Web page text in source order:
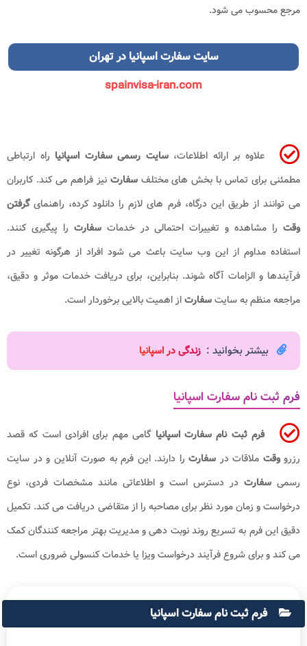
مرجع محسوب می شود.
سایت سفارت اسپانیا در تهران
spainvisa-iran.com
علاوه بر ارائه اطلاعات،سایت رسمی سفارت اسپانیا راه ارتباطی
مطمئنی برای تماس با بخش های مختلفسفارتنیز فراهم می کند. کاربران
می توانند از طریق این درگاه، فرم های لازم را دانلود کرده، راهنمایگرفتن
وقت را مشاهده و تغییرات احتمالی در خدماتسفارت را پیگیری کنند.
استفاده مداوم از این وب سایت باعث می شود افراد از هرگونه تغییر در
فرآیندها و الزامات آگاه شوند. بنابراین، برای دریافت خدمات موثر و دقیق،
مراجعه منظم به سایتسفارتاز اهمیت بالایی برخوردار است.
بیشتر بخوانید : زندگی در اسپانیا
فرم ثبت نام سفارت اسپانیا
فرم ثبت نام سفارت اسپانیاگامی مهم برای افرادی است که قصد
رزرووقت ملاقات در سفارت را دارند. این فرم به صورت آنلاین و در سایت
رسمی سفارت در دسترس است و اطلاعاتی مانند مشخصات فردی، نوع
درخواست و زمان مورد نظر برای مصاحبه را از متقاضی دریافت می کند. تکمیل
دقیق این فرم به تسریع روند نوبت دهی و مدیریت بهتر مراجعه کنندگان کمک
می کند و برای شروع فرآیند درخواست ویزا یا خدمات کنسولی ضروری است.
فرم ثبت نام سفارت اسپانیا